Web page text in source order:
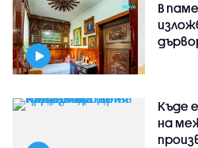
В
Къде
на